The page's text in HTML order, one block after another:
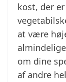
kost, der
at være
om dine
af andre